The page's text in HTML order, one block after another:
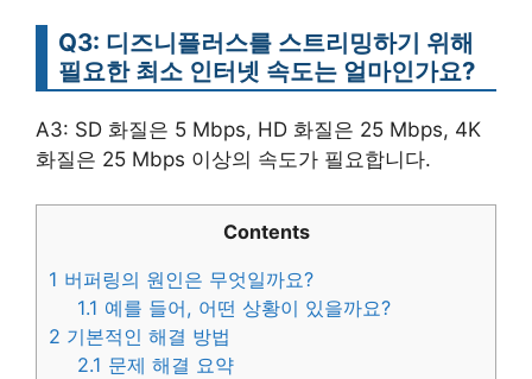
Q3: 디즈니플러스를 스트리밍하기 위해
필요한 최소 인터넷 속도는 얼마인가요?
A3: SD 화질은 5 Mbps, HD 화질은 25 Mbps, 4K
화질은 25 Mbps 이상의 속도가 필요합니다.
Contents
1 버퍼링의 원인은 무엇일까요?
1.1 예를 들어, 어떤 상황이 있을까요?
2 기본적인 해결 방법
2.1 문제 해결 요약